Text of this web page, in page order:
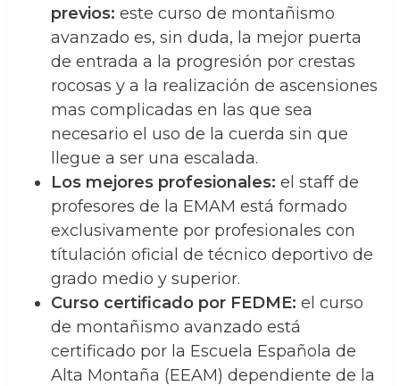
previos: este curso de montañismo
avanzado es, sin duda, la mejor puerta
de entrada a la progresión por crestas
rocosas y a la realización de ascensiones
mas complicadas en las que sea
necesario el uso de la cuerda sin que
llegue a ser una escalada.
Los mejores profesionales: el staff de
profesores de la EMAM está formado
exclusivamente por profesionales con
títulación oficial de técnico deportivo de
grado medio y superior.
Curso certificado por FEDME: el curso
de montañismo avanzado está
certificado por la Escuela Española de
Alta Montaña (EEAM) dependiente de la